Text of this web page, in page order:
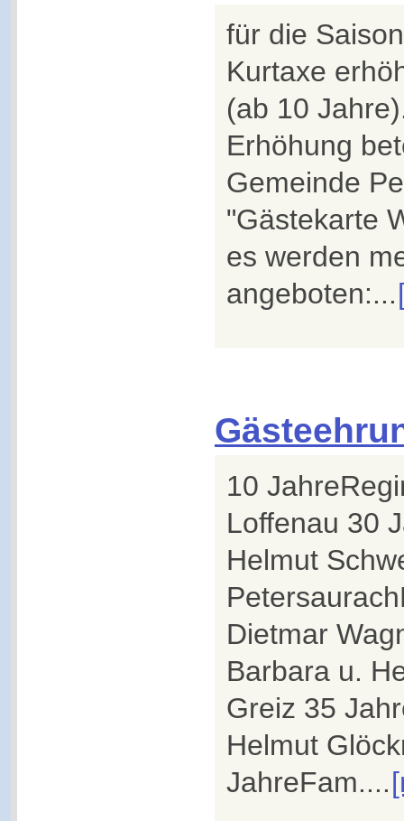
für die
Kurtaxe
(ab 10
Erhöhung
Gemeinde
"Gästekarte
es werden
angeboten:...
10
Loffenau 30
Helmut
Dietmar
Barbara u.
Greiz 35
Helmut
JahreFam....